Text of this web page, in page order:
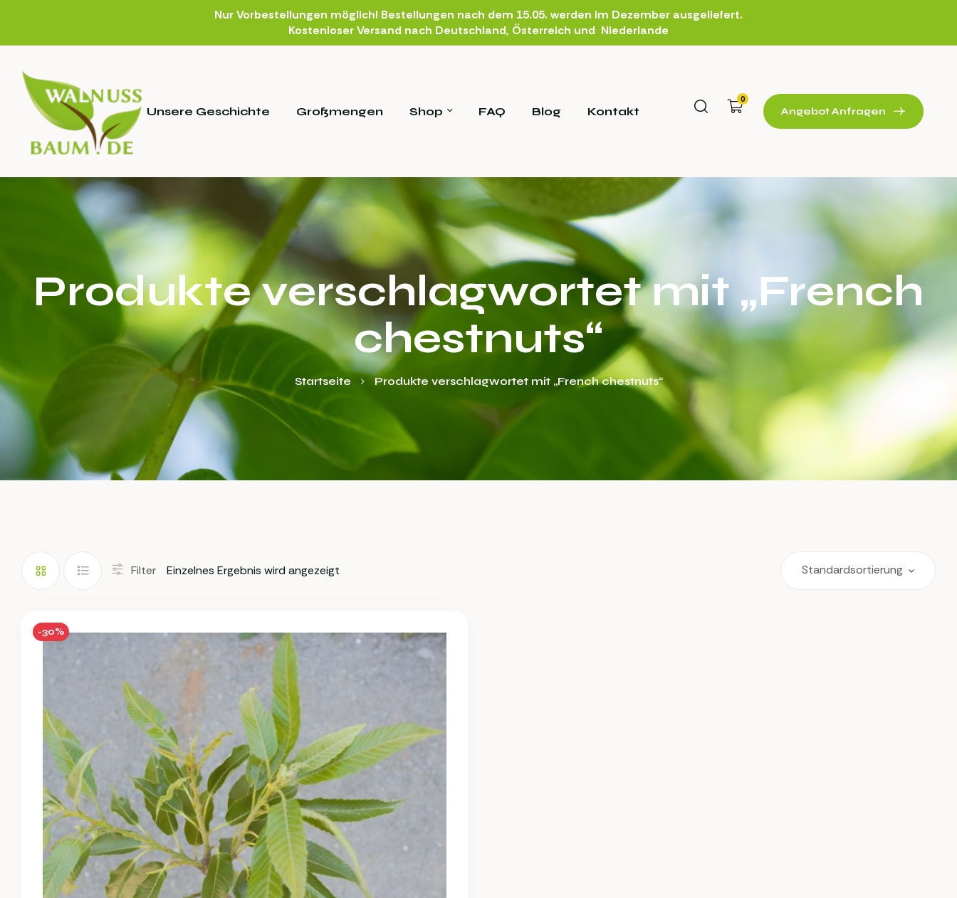
Nur Vorbestellungen möglich! Bestellungen nach dem 15.05. werden im Dezember ausgeliefert.
Kostenloser Versand nach Deutschland, Österreich und Niederlande
Unsere Geschichte Großmengen Shop FAQ Blog Kontakt
0
Angebot Anfragen
Produkte verschlagwortet mit „French
chestnuts“
Startseite Produkte verschlagwortet mit „French chestnuts“
Filter Einzelnes Ergebnis wird angezeigt
-30%